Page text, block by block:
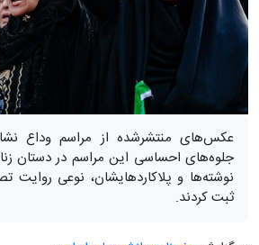
عکس‌های منتشرشده از مراسم وداع
جلوه‌های احساسی این مراسم در دستان
نوشته‌ها و پلاکاردهایشان، نوعی روایت
ثبت کردند.